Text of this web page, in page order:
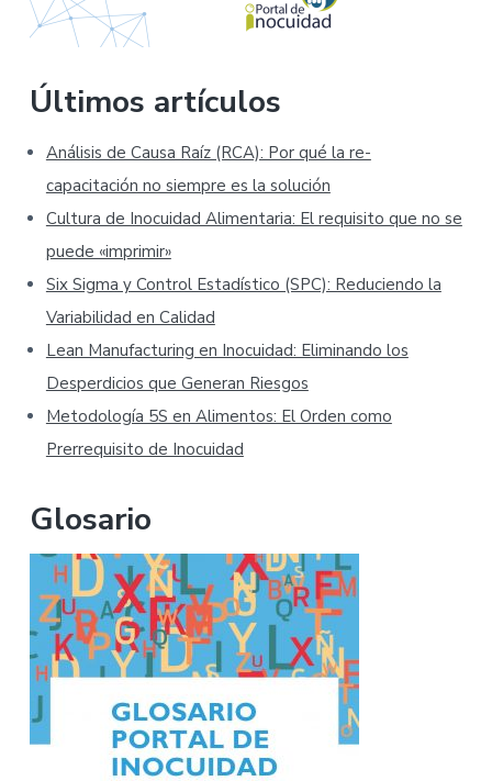
Últimos artículos
Análisis de Causa Raíz (RCA): Por qué la re-
capacitación no siempre es la solución
Cultura de Inocuidad Alimentaria: El requisito que no se
puede «imprimir»
Six Sigma y Control Estadístico (SPC): Reduciendo la
Variabilidad en Calidad
Lean Manufacturing en Inocuidad: Eliminando los
Desperdicios que Generan Riesgos
Metodología 5S en Alimentos: El Orden como
Prerrequisito de Inocuidad
Glosario